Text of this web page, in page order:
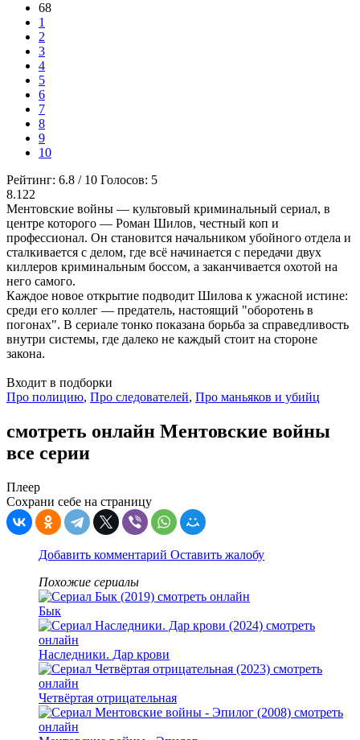
68
1
2
3
4
5
6
7
8
9
10
Рейтинг: 6.8 / 10 Голосов: 5
8.122
Ментовские войны — культовый криминальный сериал, в
центре которого — Роман Шилов, честный коп и
профессионал. Он становится начальником убойного отдела и
сталкивается с делом, где всё начинается с передачи двух
киллеров криминальным боссом, а заканчивается охотой на
него самого.
Каждое новое открытие подводит Шилова к ужасной истине:
среди его коллег — предатель, настоящий "оборотень в
погонах". В сериале тонко показана борьба за справедливость
внутри системы, где далеко не каждый стоит на стороне
закона.
Входит в подборки
Про полицию, Про следователей, Про маньяков и убийц
смотреть онлайн Ментовские войны
все серии
Плеер
Сохрани себе на страницу
Добавить комментарий Оставить жалобу
Похожие сериалы
Бык
Наследники. Дар крови
Четвёртая отрицательная